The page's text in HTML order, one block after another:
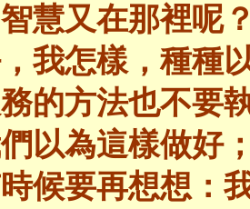
慧又在那裡呢
我怎樣，種種
的方法也不要
以為這樣做好
候要再想想：